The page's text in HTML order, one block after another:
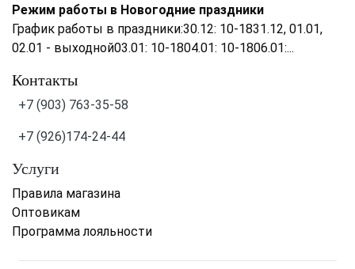
Режим работы в Новогодние праздники
График работы в праздники:30.12: 10-1831.12, 01.01,
02.01 - выходной03.01: 10-1804.01: 10-1806.01:...
Контакты
+7 (903) 763-35-58
+7 (926)174-24-44
Услуги
Правила магазина
Оптовикам
Программа лояльности